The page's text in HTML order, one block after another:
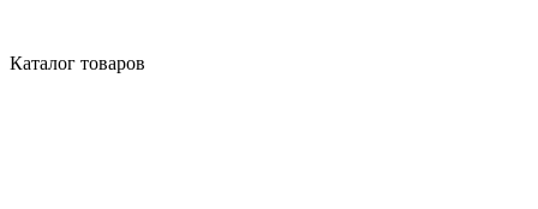
Каталог товаров